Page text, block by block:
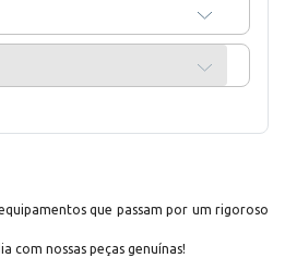
que passam por um rigoroso
com nossas peças genuínas!